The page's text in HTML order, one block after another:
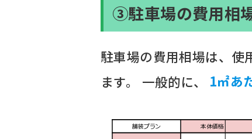
③駐車場の費用相
駐車場の費用相場は、使
ます。 一般的に、
1㎡あ